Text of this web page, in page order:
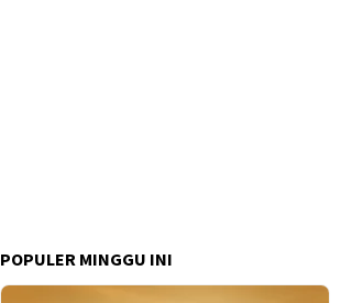
POPULER MINGGU INI